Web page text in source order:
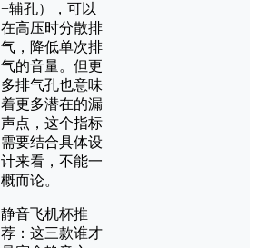
+辅孔），可以
在高压时分散排
气，降低单次排
气的音量。但更
多排气孔也意味
着更多潜在的漏
声点，这个指标
需要结合具体设
计来看，不能一
概而论。
静音飞机杯推
荐：这三款谁才